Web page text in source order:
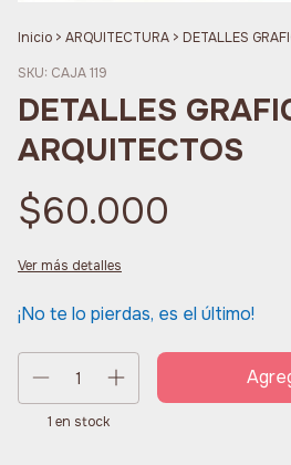
Inicio > ARQUITECTURA > DETALLES
SKU: CAJA 119
DETALLES
ARQUITECTOS
$60.000
Ver más detalles
¡No te lo pierdas, es el último!
1 en stock